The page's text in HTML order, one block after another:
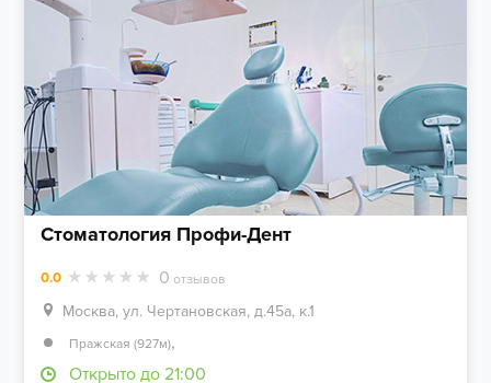
Стоматология Профи-Дент
0.0 0 отзывов
Москва, ул. Чертановская, д.45а, к.1
Пражская (927м),
Открыто до 21:00